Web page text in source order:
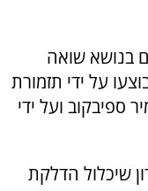
בנושא שואה
על ידי תזמורת
ספיבקוב ועל ידי
שיכלול הדלקת